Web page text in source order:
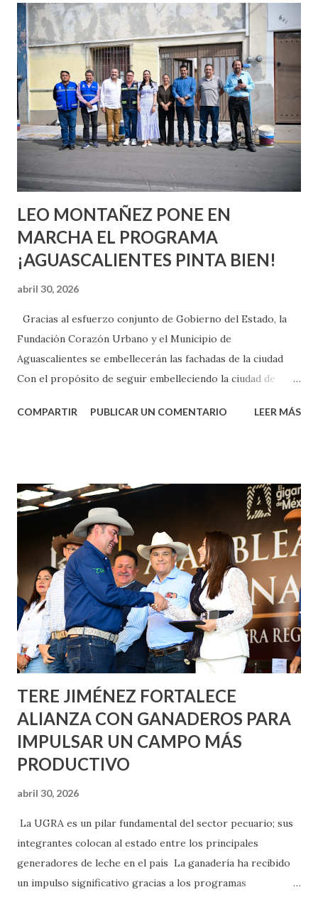
conoces ni la mitad de lo que deberías saber. Pero incluso
quienes ya han tenido relaciones sexuales no son expertos
o expertas en el tema. Siempre hay algo nuevo que
aprender y nuevas experiencias que conocer. Si eres una
chica y aún no has tenido relaciones sexuales, tal vez
pienses que el sexo será increíble y no puedas esperar para
experimentarlo, pero como cualquier persona con
experiencia te dirá, siempre es mejor cuando ambas partes
son suficientemen...
LEO MONTAÑEZ PONE EN
MARCHA EL PROGRAMA
¡AGUASCALIENTES PINTA BIEN!
abril 30, 2026
Gracias al esfuerzo conjunto de Gobierno del Estado, la
Fundación Corazón Urbano y el Municipio de
Aguascalientes se embellecerán las fachadas de la ciudad
Con el propósito de seguir embelleciendo la ciudad de
municipal, Leo Montañez dio inicio al programa
Corazón Urbano y el Municipio capital. Leo Montañez
informó que en este programa se usarán cerca de 90 mil
metros cuadrados de pintura, para dar inicio en la calle
Nieto, entre Jesús F. Elizondo y la calle 22 de Octubre, con
lo que se aplicará pintura en 66 casas. Posteriormente se
llevará este programa a Villas de Nuestra Señora de la
Asunción, Avenida Alameda y Decreto 27 de Septiembre, en
los edificios FOVISSSTE Ojo de Agua, en la comunidad
Norias de Paso Hondo y en los edificios de...
COMPARTIR PUBLICAR UN COMENTARIO LEER MÁS
TERE JIMÉNEZ FORTALECE
ALIANZA CON GANADEROS PARA
IMPULSAR UN CAMPO MÁS
PRODUCTIVO
abril 30, 2026
La UGRA es un pilar fundamental del sector pecuario; sus
integrantes colocan al estado entre los principales
generadores de leche en el país La ganadería ha recibido
un impulso significativo gracias a los programas